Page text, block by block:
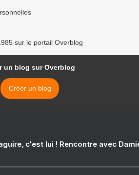
sur le portail Overblog
un blog sur Overblog
Créer un blog
c'est lui ! Rencontre avec